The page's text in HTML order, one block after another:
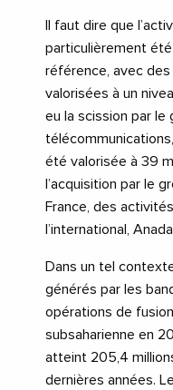
Il faut dire que
particulièrement été
référence, avec
valorisées à un
eu la scission par le
été valorisée à 39
l’acquisition par le
France, des
l’international,
Dans un tel
générés par les
opérations de
subsaharienne en
atteint 205,4
dernières années.